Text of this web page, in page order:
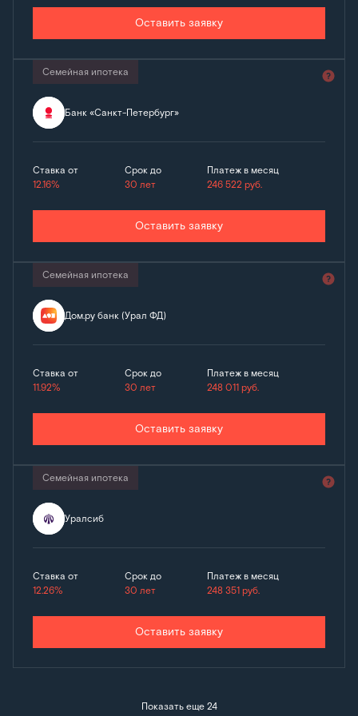
Оставить заявку
Семейная ипотека
Банк «Санкт-Петербург»
Ставка от
12.16%
Срок до
30 лет
Платеж в месяц
246 522руб.
Оставить заявку
Семейная ипотека
Дом.ру банк (Урал ФД)
Ставка от
11.92%
Срок до
30 лет
Платеж в месяц
248 011руб.
Оставить заявку
Семейная ипотека
Уралсиб
Ставка от
12.26%
Срок до
30 лет
Платеж в месяц
248 351руб.
Оставить заявку
Показать еще 24